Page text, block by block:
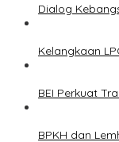
Dialog
Kelangkaan
BEI Perkuat
BPKH dan